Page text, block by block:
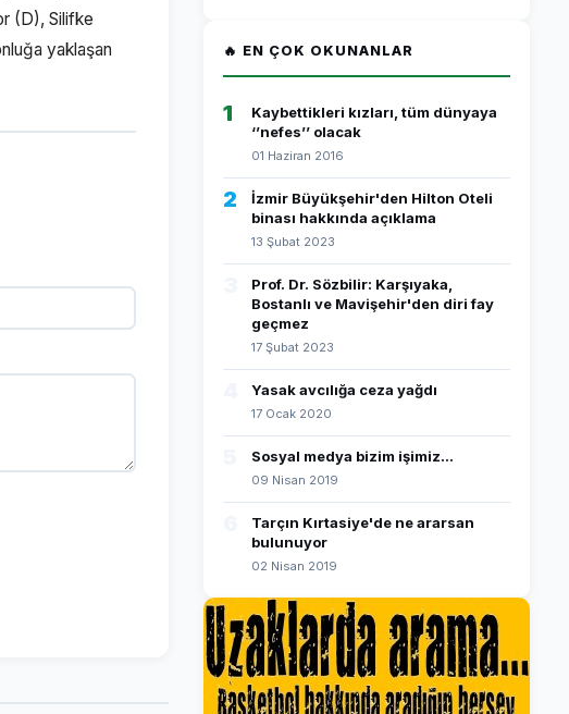
(D), Silifke
yaklaşan
🔥 EN ÇOK OKUNANLAR
1
Kaybettikleri kızları, tüm dünyaya
‘’nefes’’ olacak
01 Haziran 2016
2
İzmir Büyükşehir'den Hilton Oteli
binası hakkında açıklama
13 Şubat 2023
Prof. Dr. Sözbilir: Karşıyaka,
Bostanlı ve Mavişehir'den diri fay
geçmez
17 Şubat 2023
Yasak avcılığa ceza yağdı
17 Ocak 2020
Sosyal medya bizim işimiz...
09 Nisan 2019
Tarçın Kırtasiye'de ne ararsan
bulunuyor
02 Nisan 2019